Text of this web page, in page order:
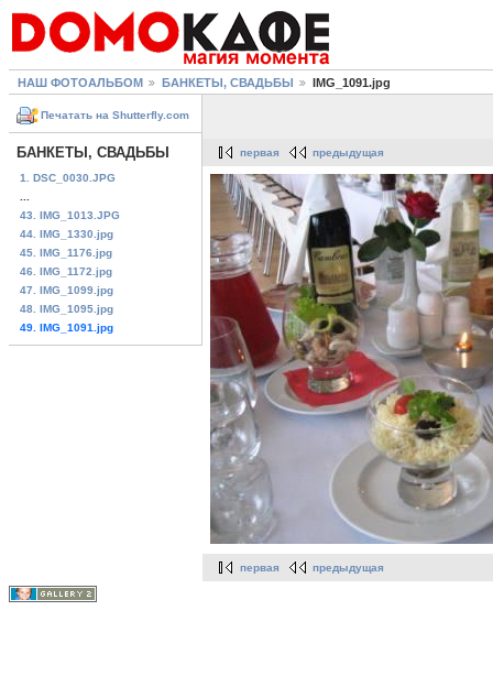
НАШ ФОТОАЛЬБОМ БАНКЕТЫ, СВАДЬБЫ IMG_1091.jpg
Печатать на Shutterfly.com
БАНКЕТЫ, СВАДЬБЫ
1. DSC_0030.JPG
43. IMG_1013.JPG
44. IMG_1330.jpg
45. IMG_1176.jpg
46. IMG_1172.jpg
47. IMG_1099.jpg
48. IMG_1095.jpg
49. IMG_1091.jpg
первая предыдущая
первая предыдущая